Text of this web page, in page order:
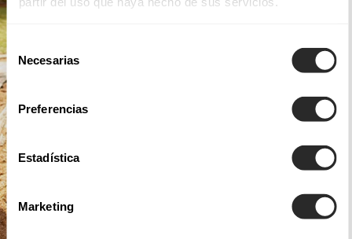
Selección
de
consentimiento
Necesarias
Preferencias
Estadística
Marketing